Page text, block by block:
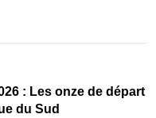
: Les onze de départ
du Sud